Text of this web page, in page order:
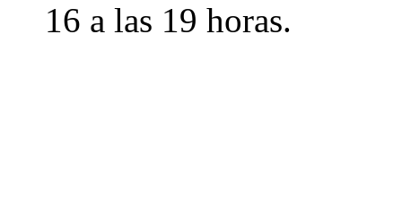
16 a las 19 horas.